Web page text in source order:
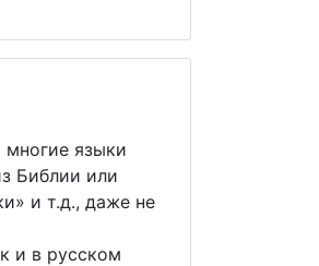
языки
Библии или
и т.д., даже не
и в русском